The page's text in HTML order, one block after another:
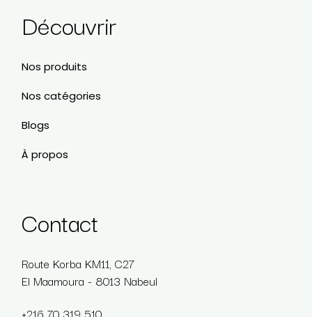
Découvrir
Nos produits
Nos catégories
Blogs
À propos
Contact
Route Korba KM11, C27
El Maamoura - 8013 Nabeul